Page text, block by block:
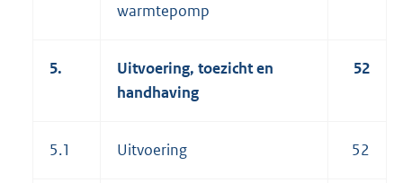
warmtepomp
5.
Uitvoering, toezicht en
handhaving
52
5.1 Uitvoering 52